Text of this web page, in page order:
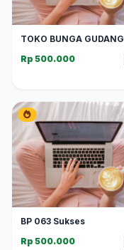
TOKO BUNGA GUDANG
Rp 500.000
BP 063 Sukses
Rp 500.000